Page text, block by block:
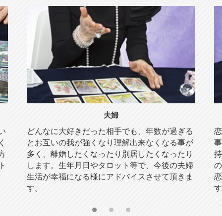
夫婦
どんなに大好きだった相手でも、年数が過ぎる
とお互いの我が強くなり理解出来なくなる事が
多く、離婚したくなったり別居したくなったり
します。生年月日やタロット等で、今後の夫婦
生活が幸福になる様にアドバイスさせて頂きま
す。
す